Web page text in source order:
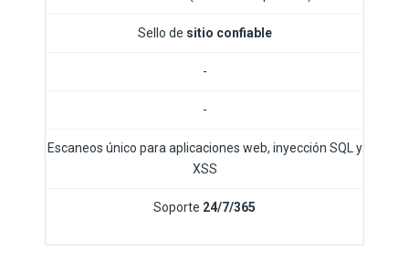
Sello de sitio confiable
-
-
Escaneos único para aplicaciones web, inyección SQL y
XSS
Soporte 24/7/365